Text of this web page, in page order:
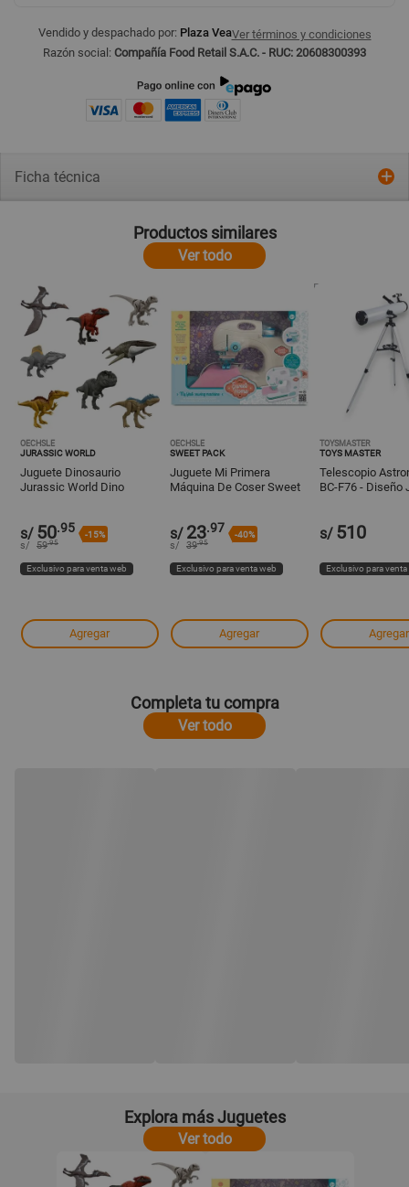
Vendido y despachado por: Plaza VeaVer términos y condiciones
Razón social: Compañía Food Retail S.A.C. - RUC: 20608300393
Ficha técnica
Productos similares
Ver todo
OECHSLE
JURASSIC WORLD
Juguete Dinosaurio
Jurassic World Dino
s/ 50.95 -15%
s/ 59.95
Exclusivo para venta web
Agregar
OECHSLE
SWEET PACK
Juguete Mi Primera
Máquina De Coser Sweet
s/ 23.97 -40%
s/ 39.95
Exclusivo para venta web
Agregar
TOYSMASTER
TOYS MASTER
Telescopio
BC-F76 - Diseño
s/ 510
Exclusivo para
Agregar
Completa tu compra
Ver todo
Explora más Juguetes
Ver todo